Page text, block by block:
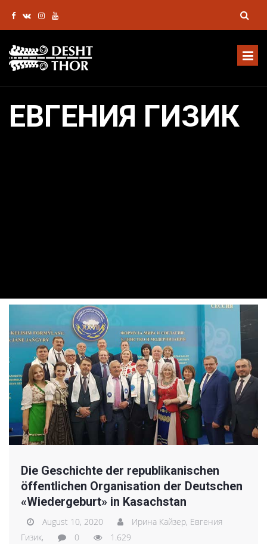
ЕВГЕНИЯ ГИЗИК
Die Geschichte der republikanischen
öffentlichen Organisation der Deutschen
«Wiedergeburt» in Kasachstan
August 10, 2020 Ирина Кайзер, Евгения
Гизик,
0 1.629